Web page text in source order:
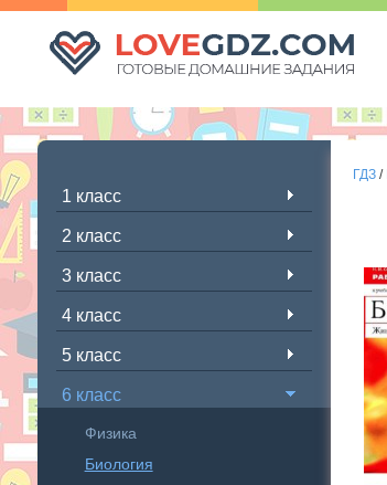
1 класс
2 класс
3 класс
4 класс
5 класс
6 класс
Физика
Биология
ГДЗ/